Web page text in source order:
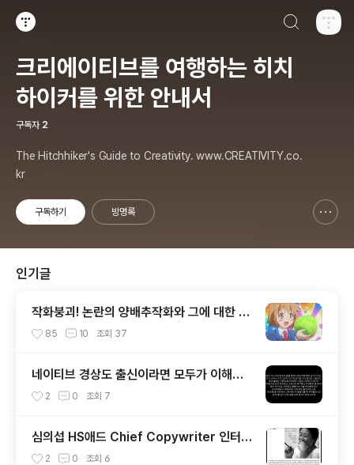
크리에이티브를 여행하는 히치
하이커를 위한 안내서
구독자 2
The Hitchhiker's Guide to Creativity. www.CREATIVITY.co.
kr
구독하기 방명록
인기글
작화붕괴! 논란의 양배추작화와 그에 대한 패
러디.
85 10 조회 37
네이티브 경상도 출신이라면 모두가 이해할
수 있지만, 아닌 사람에겐 그냥 외계어
2 0 조회 7
심의섭 HS애드 Chief Copywriter 인터뷰
"전설의 ‘카피라이터 신입교육’을 업그레이드
2 0 조회 6